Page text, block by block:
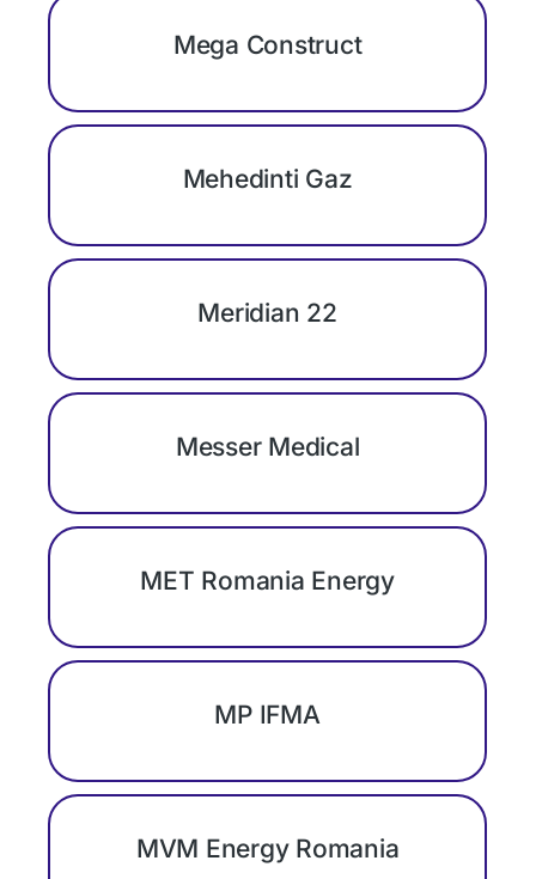
Mega Construct
Mehedinti Gaz
Meridian 22
Messer Medical
MET Romania Energy
MP IFMA
MVM Energy Romania